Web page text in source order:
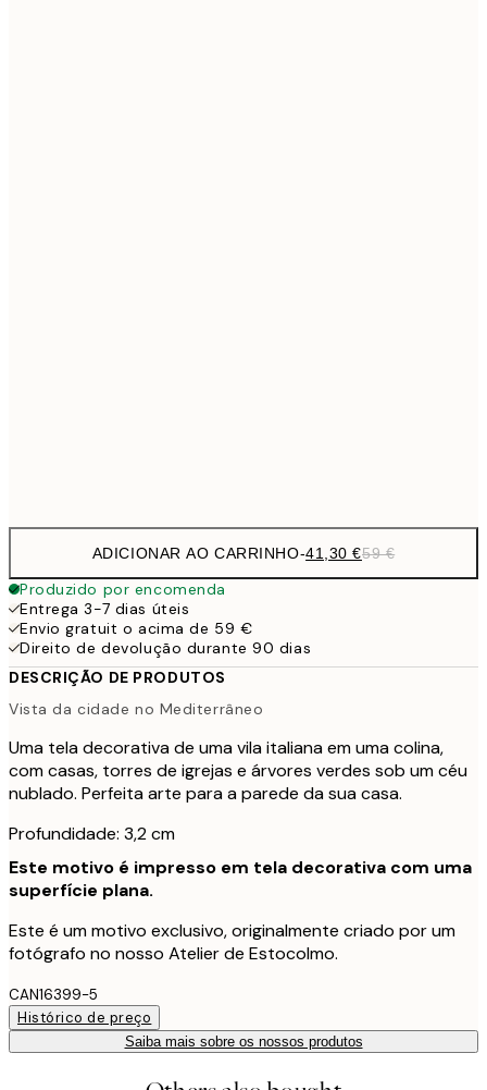
ADICIONAR AO CARRINHO-41,30 €59 €
Produzido por encomenda
Entrega 3-7 dias úteis
Envio gratuit o acima de 59 €
Direito de devolução durante 90 dias
DESCRIÇÃO DE PRODUTOS
Vista da cidade no Mediterrâneo
Uma tela decorativa de uma vila italiana em uma colina,
com casas, torres de igrejas e árvores verdes sob um céu
nublado. Perfeita arte para a parede da sua casa.
Profundidade: 3,2 cm
Este motivo é impresso em tela decorativa com uma
superfície plana.
Este é um motivo exclusivo, originalmente criado por um
fotógrafo no nosso Atelier de Estocolmo.
CAN16399-5
Histórico de preço
Saiba mais sobre os nossos produtos